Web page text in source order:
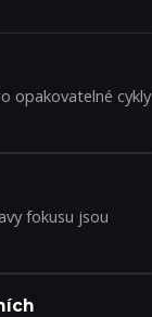
opakovatelné cykly
fokusu jsou